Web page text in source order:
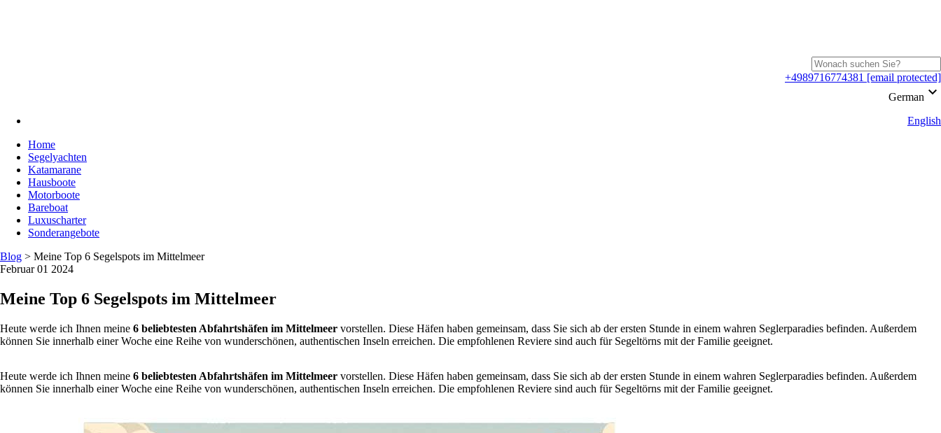
+4989716774381 [email protected]
German keyboard_arrow_down
English
Home
Segelyachten
Katamarane
Hausboote
Motorboote
Bareboat
Luxuscharter
Sonderangebote
Blog > Meine Top 6 Segelspots im Mittelmeer
Februar 01 2024
Meine Top 6 Segelspots im Mittelmeer
Heute werde ich Ihnen meine 6 beliebtesten Abfahrtshäfen im Mittelmeer vorstellen. Diese Häfen haben gemeinsam, dass Sie sich ab der ersten Stunde in einem wahren Seglerparadies befinden. Außerdem
können Sie innerhalb einer Woche eine Reihe von wunderschönen, authentischen Inseln erreichen. Die empfohlenen Reviere sind auch für Segeltörns mit der Familie geeignet.
Heute werde ich Ihnen meine 6 beliebtesten Abfahrtshäfen im Mittelmeer vorstellen. Diese Häfen haben gemeinsam, dass Sie sich ab der ersten Stunde in einem wahren Seglerparadies befinden. Außerdem
können Sie innerhalb einer Woche eine Reihe von wunderschönen, authentischen Inseln erreichen. Die empfohlenen Reviere sind auch für Segeltörns mit der Familie geeignet.